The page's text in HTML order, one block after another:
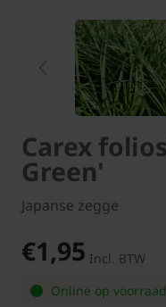
Carex
Green'
Japanse zegge
€1,95 Incl. BTW
Online op voorraad